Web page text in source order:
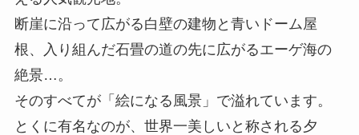
断崖に沿って広がる白壁の建物と青いドーム屋
根、入り組んだ石畳の道の先に広がるエーゲ海の
絶景…。
そのすべてが「絵になる風景」で溢れています。
とくに有名なのが、世界一美しいと称される夕